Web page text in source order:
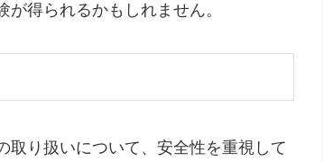
得られるかもしれません。
取り扱いについて、安全性を重視して